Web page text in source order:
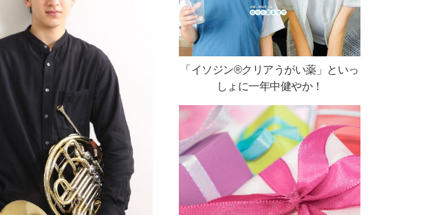
「イソジン®クリアうがい薬」といっ
しょに一年中健やか！